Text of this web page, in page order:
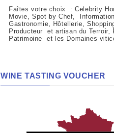
Faîtes votre choix : Celebrity
Movie, Spot by Chef,
Gastronomie, Hôtellerie,
Producteur et artisan du Terroir,
Patrimoine et les Domaines
WINE TASTING VOUCHER